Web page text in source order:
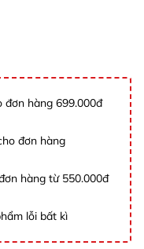
đơn hàng 699.000đ
đơn hàng
hàng từ 550.000đ
lỗi bất kì